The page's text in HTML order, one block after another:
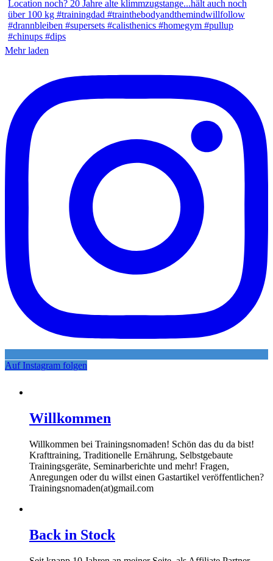
Mehr laden
Auf Instagram folgen
Willkommen
Willkommen bei Trainingsnomaden! Schön das du da bist!
Krafttraining, Traditionelle Ernährung, Selbstgebaute
Trainingsgeräte, Seminarberichte und mehr! Fragen,
Anregungen oder du willst einen Gastartikel veröffentlichen?
Trainingsnomaden(at)gmail.com
Back in Stock